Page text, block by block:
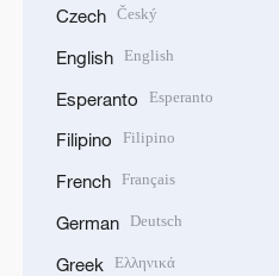
Czech Český
English English
Esperanto Esperanto
Filipino Filipino
French Français
German Deutsch
Greek Ελληνικά